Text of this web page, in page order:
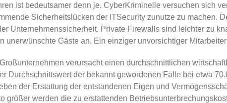
ist bedeutsamer denn je. Cyber­Kriminelle versuchen sich
Sicherheitslücken der IT­Security zunutze zu machen.
Unternehmenssicherheit. Private Firewalls sind leichter zu
unerwünschte Gäste an. Ein einziger unvorsichtiger
verursacht einen durchschnittlichen
Durchschnittswert der bekannt gewordenen Fälle bei etwa
der Erstattung der entstandenen Eigen­ und
größer werden die zu erstattenden